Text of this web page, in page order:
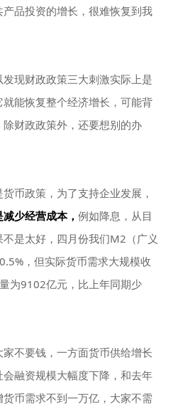
品投资的增长，很难恢复到我
现财政政策三大刺激实际上是
能恢复整个经济增长，可能背
财政政策外，还要想别的办
币政策，为了支持企业发展，
少经营成本， 例如降息，从目
是太好，四月份我们M2（广义
，但实际货币需求大规模收
为9102亿元，比上年同期少
不要钱，一方面货币供给增长
融资规模大幅度下降，和去年
币需求不到一万亿，大家不需